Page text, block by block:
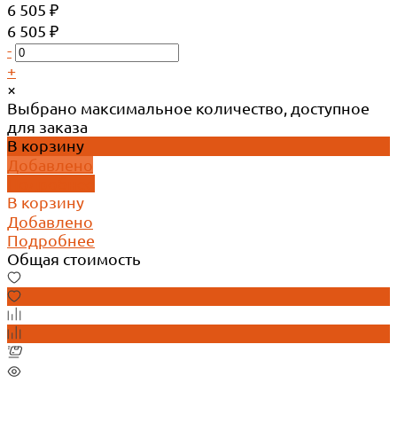
6 505 ₽
6 505 ₽
-
+
×
Выбрано максимальное количество, доступное
для заказа
В корзину
Добавлено
В корзину
Добавлено
Подробнее
Общая стоимость